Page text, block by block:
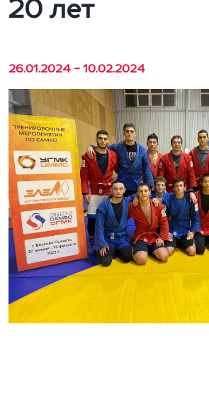
20 лет
26.01.2024 - 10.02.2024